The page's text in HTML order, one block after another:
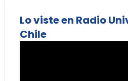
Lo viste en Radio
Chile